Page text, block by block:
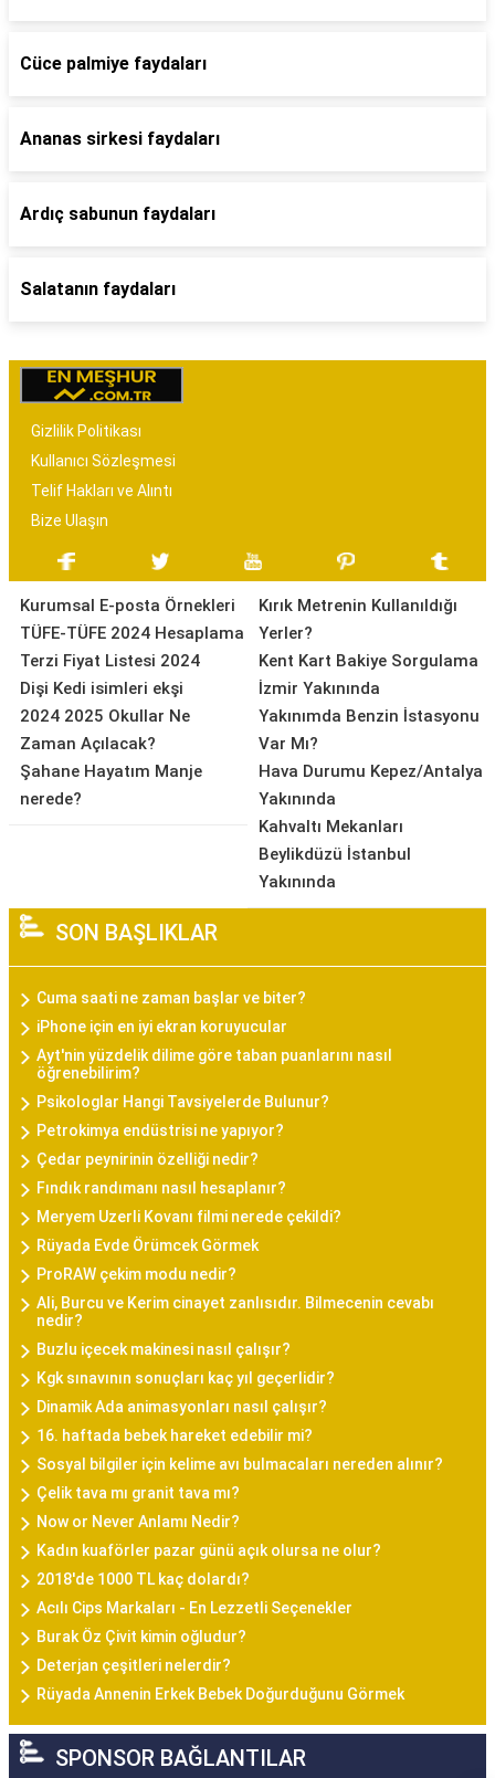
Cüce palmiye faydaları
Ananas sirkesi faydaları
Ardıç sabunun faydaları
Salatanın faydaları
Gizlilik Politikası
Kullanıcı Sözleşmesi
Telif Hakları ve Alıntı
Bize Ulaşın
Kurumsal E-posta Örnekleri
TÜFE-TÜFE 2024 Hesaplama
Terzi Fiyat Listesi 2024
Dişi Kedi isimleri ekşi
2024 2025 Okullar Ne
Zaman Açılacak?
Şahane Hayatım Manje
nerede?
Kırık Metrenin Kullanıldığı
Yerler?
Kent Kart Bakiye Sorgulama
İzmir Yakınında
Yakınımda Benzin İstasyonu
Var Mı?
Hava Durumu Kepez/Antalya
Yakınında
Kahvaltı Mekanları
Beylikdüzü İstanbul
Yakınında
SON BAŞLIKLAR
Cuma saati ne zaman başlar ve biter?
iPhone için en iyi ekran koruyucular
Ayt'nin yüzdelik dilime göre taban puanlarını nasıl
öğrenebilirim?
Psikologlar Hangi Tavsiyelerde Bulunur?
Petrokimya endüstrisi ne yapıyor?
Çedar peynirinin özelliği nedir?
Fındık randımanı nasıl hesaplanır?
Meryem Uzerli Kovanı filmi nerede çekildi?
Rüyada Evde Örümcek Görmek
ProRAW çekim modu nedir?
Ali, Burcu ve Kerim cinayet zanlısıdır. Bilmecenin cevabı
nedir?
Buzlu içecek makinesi nasıl çalışır?
Kgk sınavının sonuçları kaç yıl geçerlidir?
Dinamik Ada animasyonları nasıl çalışır?
16. haftada bebek hareket edebilir mi?
Sosyal bilgiler için kelime avı bulmacaları nereden alınır?
Çelik tava mı granit tava mı?
Now or Never Anlamı Nedir?
Kadın kuaförler pazar günü açık olursa ne olur?
2018'de 1000 TL kaç dolardı?
Acılı Cips Markaları - En Lezzetli Seçenekler
Burak Öz Çivit kimin oğludur?
Deterjan çeşitleri nelerdir?
Rüyada Annenin Erkek Bebek Doğurduğunu Görmek
SPONSOR BAĞLANTILAR